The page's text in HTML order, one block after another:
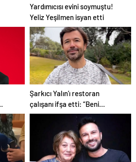
Yardımıcısı evini soymuştu!
Yeliz Yeşilmen isyan etti
Şarkıcı Yalın’ı restoran
çalışanı ifşa etti: “Beni
herkesin içinde ağlattı”